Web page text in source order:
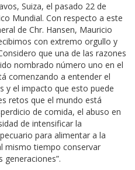
Suiza, el pasado 22 de
Mundial. Con respecto a este
de Chr. Hansen, Mauricio
con extremo orgullo y
que una de las razones
nombrado número uno en el
comenzando a entender el
y el impacto que esto puede
retos que el mundo está
de comida, el abuso en
de intensificar la
para alimentar a la
mismo tiempo conservar